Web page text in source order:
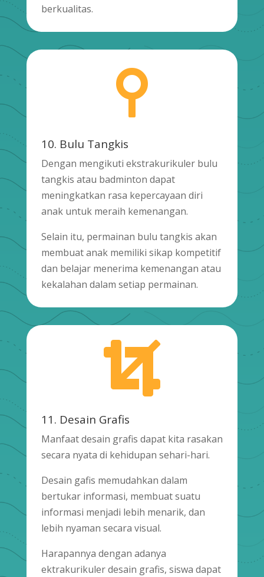
berkualitas.

10. Bulu Tangkis
Dengan mengikuti ekstrakurikuler bulu
tangkis atau badminton dapat
meningkatkan rasa kepercayaan diri
anak untuk meraih kemenangan.
Selain itu, permainan bulu tangkis akan
membuat anak memiliki sikap kompetitif
dan belajar menerima kemenangan atau
kekalahan dalam setiap permainan.

11. Desain Grafis
Manfaat desain grafis dapat kita rasakan
secara nyata di kehidupan sehari-hari.
Desain gafis memudahkan dalam
bertukar informasi, membuat suatu
informasi menjadi lebih menarik, dan
lebih nyaman secara visual.
Harapannya dengan adanya
ektrakurikuler desain grafis, siswa dapat